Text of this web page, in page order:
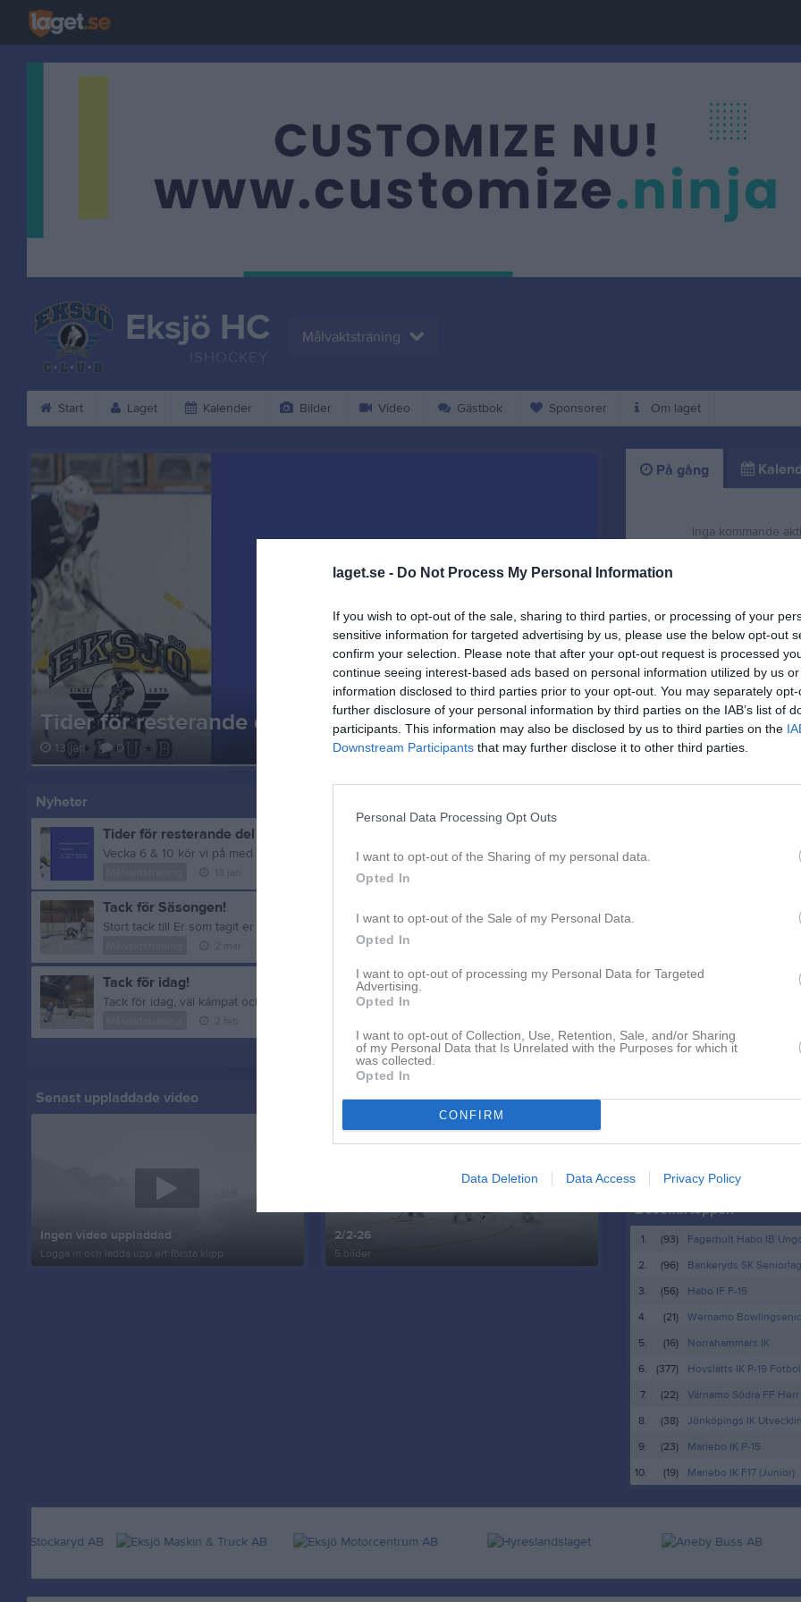
laget.se - Do Not Process My Personal Information
If you wish to opt-out of the sale, sharing to third parties, or processing of your
sensitive information for targeted advertising by us, please use the below opt-out
confirm your selection. Please note that after your opt-out request is processed
continue seeing interest-based ads based on personal information utilized by us
information disclosed to third parties prior to your opt-out. You may separately
further disclosure of your personal information by third parties on the IAB’s list of
participants. This information may also be disclosed by us to third parties on the
Downstream Participants that may further disclose it to other third parties.
Personal Data Processing Opt Outs
I want to opt-out of the Sharing of my personal data.
Opted In
I want to opt-out of the Sale of my Personal Data.
Opted In
I want to opt-out of processing my Personal Data for Targeted
Advertising.
Opted In
I want to opt-out of Collection, Use, Retention, Sale, and/or Sharing
of my Personal Data that Is Unrelated with the Purposes for which it
was collected.
Opted In
CONFIRM
Data Deletion Data Access Privacy Policy
Eksjö HC Målvaktsträning
Start Laget Kalender Bilder Video Gästbok Sponsorer Om laget
Tider för resterande del av säsongen.
13 jan 0
Tack för
2 mar 1
Nyheter
Tider för resterande del av säsongen.
Vecka 6 & 10 kör vi på med Målvaktspassen och som tidigare ligger de på föreningstiden, Måndagar 16:30 - 17:30. Väl mött!
Tack för Säsongen!
Stort tack till Er som tagit er till träningarna och stort tack till de skyttar som ställt upp. Förhoppningsvis fortsätter vi på samma spår till nästa säsong. Återigen, stort tack till er som dykt upp!
Tack för idag!
Tack för idag, väl kämpat och på återseende om fyra veckor! 2/3-26
Visa fler nyheter
Senast uppladdade video
Ingen video uppladdad
Logga in och ladda upp ert första klipp
Senast uppdaterade album
2/2-26
5 bilder
På gång
Inga kommande
9 jun
Intersport hockeyevent 13/6
Uppdatering efter
Facebook
Besökartoppen
1. (93)
Fagerhult Habo IB
2.
(96)
Bankeryds SK
3.
(56)
Habo IF F-15
4.
(21)
Wernamo
5.
(16)
Norrahammars IK
6.
(377)
Hovslätts IK P-19
7.
(22)
Värnamo Södra FF Herr
8.
(38)
Jönköpings IK
9.
(23)
Mariebo IK P-15
10.
(19) Mariebo IK F17 (Junior)